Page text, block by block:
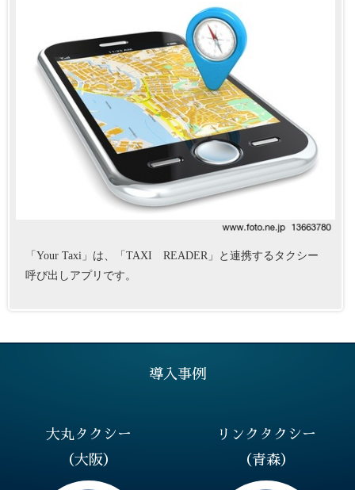
「Your Taxi」は、「TAXI READER」と連携するタクシー
呼び出しアプリです。
導入事例
大丸タクシー
（大阪）
リンクタクシー
（青森）